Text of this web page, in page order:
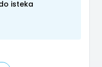
isteka